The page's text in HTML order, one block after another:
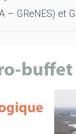
– GReNES) et